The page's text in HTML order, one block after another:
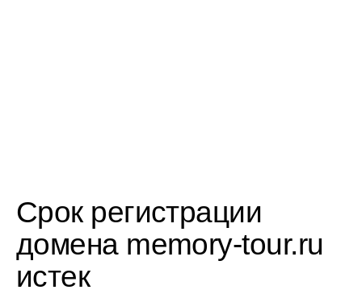
Срок регистрации
домена memory-tour.ru
истек